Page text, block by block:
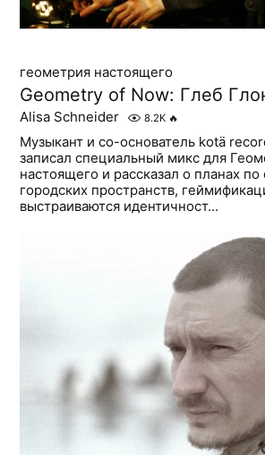
геометрия настоящего
Geometry of Now: Глеб
Alisa Schneider 8.2K 🔥
Музыкант и со-основатель kotä
записал специальный микс для
настоящего и рассказал о планах
городских пространств,
выстраиваются идентичност...